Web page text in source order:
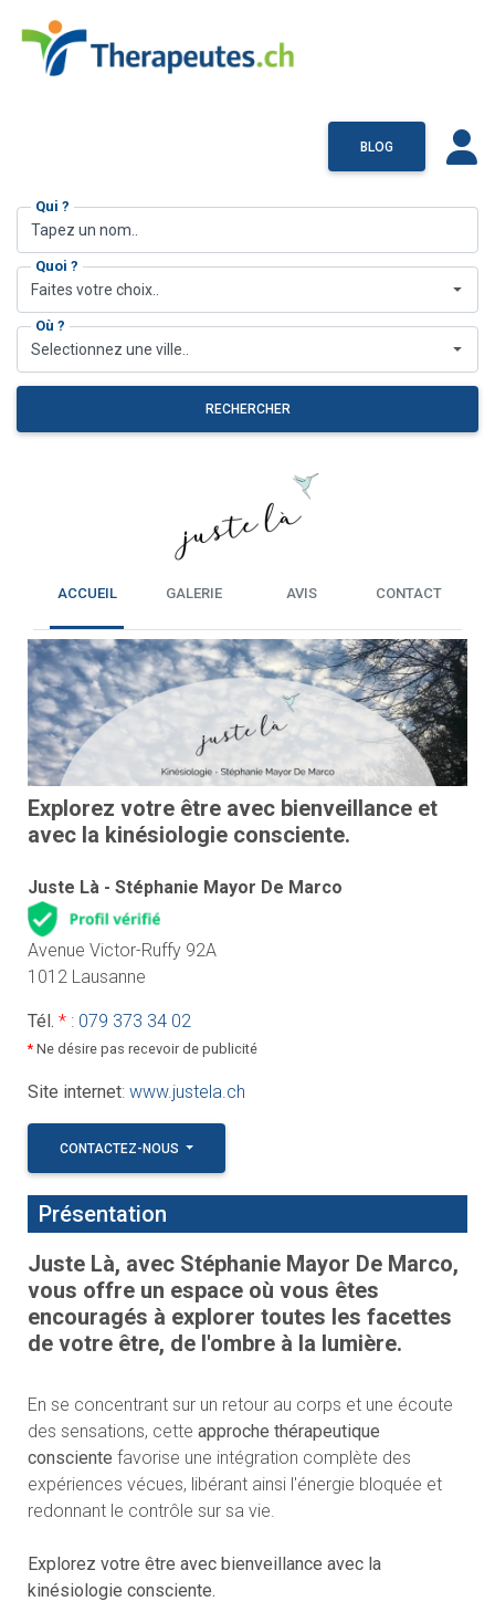
BLOG
Qui ?
Quoi ?
Faites votre choix..
Où ?
Selectionnez une ville..
RECHERCHER
ACCUEIL GALERIE AVIS CONTACT
Explorez votre être avec bienveillance et
avec la kinésiologie consciente.
Juste Là - Stéphanie Mayor De Marco
Avenue Victor-Ruffy 92A
1012 Lausanne
Tél. *: 079 373 34 02
*Ne désire pas recevoir de publicité
Site internet: www.justela.ch
CONTACTEZ-NOUS
Présentation
Juste Là, avec Stéphanie Mayor De Marco,
vous offre un espace où vous êtes
encouragés à explorer toutes les facettes
de votre être, de l'ombre à la lumière.
En se concentrant sur un retour au corps et une écoute
des sensations, cette approche thérapeutique
consciente favorise une intégration complète des
expériences vécues, libérant ainsi l'énergie bloquée et
redonnant le contrôle sur sa vie.
Explorez votre être avec bienveillance avec la
kinésiologie consciente.